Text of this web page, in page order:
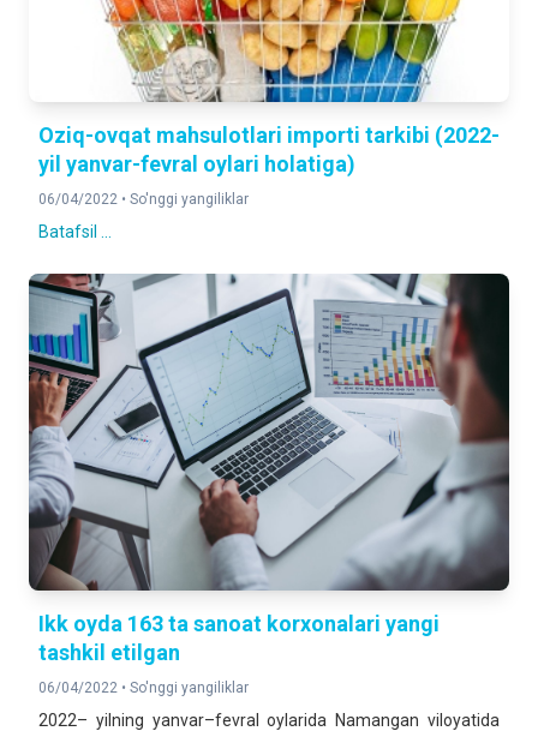
Oziq-ovqat mahsulotlari importi tarkibi (2022-
yil yanvar-fevral oylari holatiga)
06/04/2022 • So'nggi yangiliklar
Batafsil ...
Ikk oyda 163 ta sanoat korxonalari yangi
tashkil etilgan
06/04/2022 • So'nggi yangiliklar
2022– yilning yanvar–fevral oylarida Namangan viloyatida